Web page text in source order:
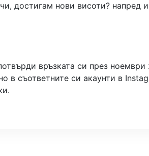
достигам нови висоти? напред и
връзката си през ноември
в съответните си акаунти в